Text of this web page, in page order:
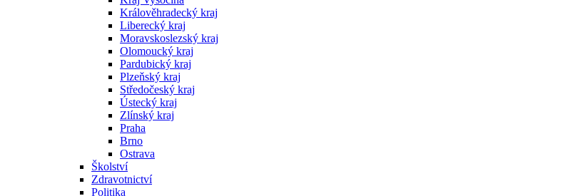
Králověhradecký kraj
Liberecký kraj
Moravskoslezský kraj
Olomoucký kraj
Pardubický kraj
Plzeňský kraj
Středočeský kraj
Ústecký kraj
Zlínský kraj
Praha
Brno
Ostrava
Školství
Zdravotnictví
Politika